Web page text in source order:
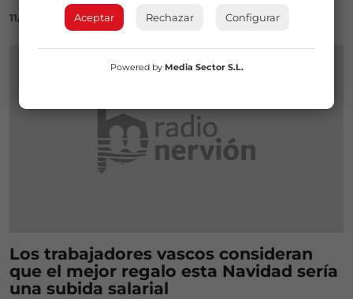
11/09/2020
Los trabajadores vascos consideran
que el mejor regalo esta Navidad sería
una subida salarial
Aceptar Rechazar Configurar
Powered by Media Sector S.L.